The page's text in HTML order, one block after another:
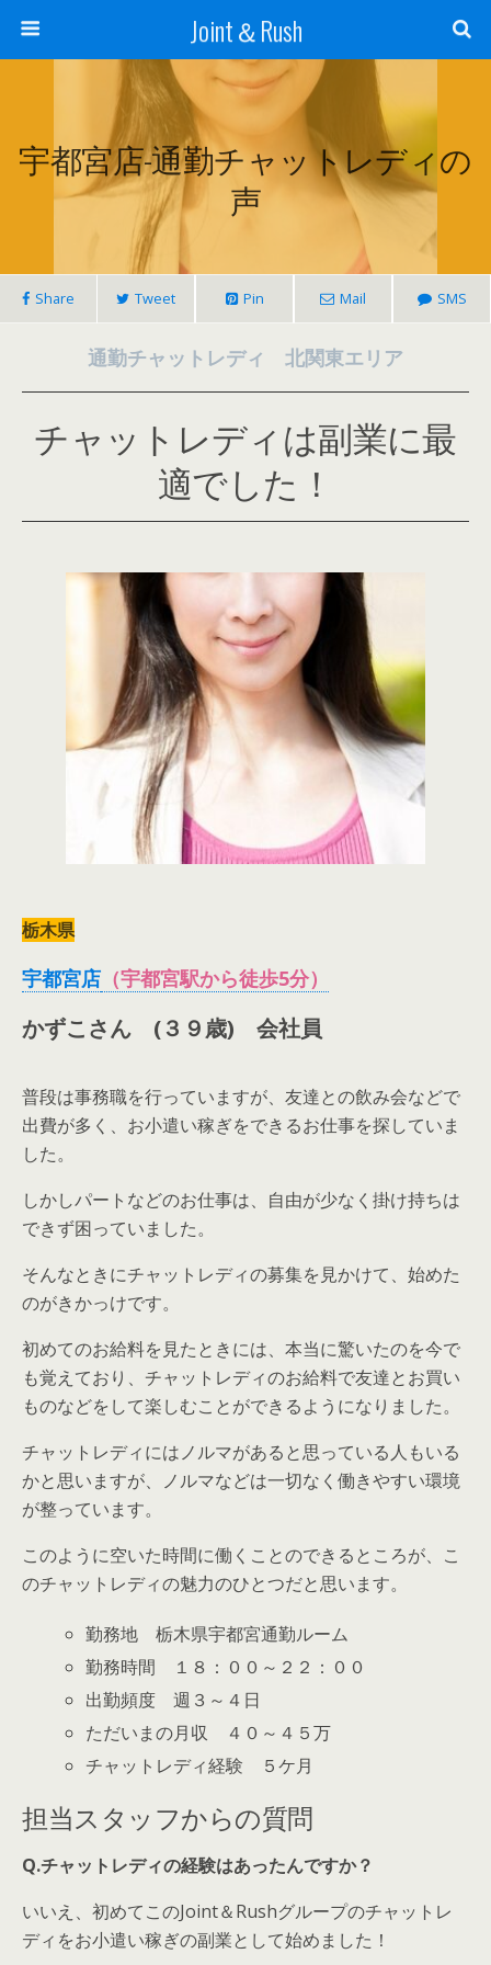
Joint＆Rush
宇都宮店-通勤チャットレディの
声
Share Tweet Pin Mail SMS
通勤チャットレディ 北関東エリア
チャットレディは副業に最
適でした！
栃木県
宇都宮店 （宇都宮駅から徒歩5分）
かずこさん (３９歳) 会社員
普段は事務職を行っていますが、友達との飲み会などで
出費が多く、お小遣い稼ぎをできるお仕事を探していま
した。
しかしパートなどのお仕事は、自由が少なく掛け持ちは
できず困っていました。
そんなときにチャットレディの募集を見かけて、始めた
のがきかっけです。
初めてのお給料を見たときには、本当に驚いたのを今で
も覚えており、チャットレディのお給料で友達とお買い
ものなどをして楽しむことができるようになりました。
チャットレディにはノルマがあると思っている人もいる
かと思いますが、ノルマなどは一切なく働きやすい環境
が整っています。
このように空いた時間に働くことのできるところが、こ
のチャットレディの魅力のひとつだと思います。
勤務地 栃木県宇都宮通勤ルーム
勤務時間 １８：００～２２：００
出勤頻度 週３～４日
ただいまの月収 ４０～４５万
チャットレディ経験 ５ケ月
担当スタッフからの質問
Q.チャットレディの経験はあったんですか？
いいえ、初めてこのJoint＆Rushグループのチャットレ
ディをお小遣い稼ぎの副業として始めました！